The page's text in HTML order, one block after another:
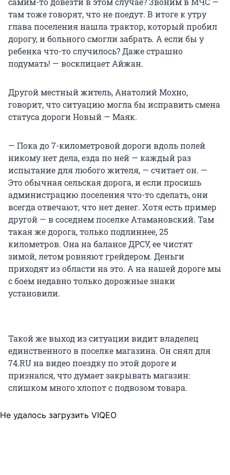
там тоже говорят, что не поедут. В итоге к утру
глава поселения нашла трактор, который пробил
дорогу, и больного смогли забрать. А если бы у
ребенка что-то случилось? Даже страшно
подумать! — восклицает Айжан.
Другой местный житель, Анатолий Мохно,
говорит, что ситуацию могла бы исправить смена
статуса дороги Новый — Маяк.
— Пока до 7-километровой дороги вдоль полей
никому нет дела, езда по ней — каждый раз
испытание для любого жителя, — считает он. —
Это обычная сельская дорога, и если просишь
администрацию поселения что-то сделать, они
всегда отвечают, что нет денег. Хотя есть пример
другой — в соседнем поселке Атамановский. Там
такая же дорога, только подлиннее, 25
километров. Она на балансе ДРСУ, ее чистят
зимой, летом ровняют грейдером. Деньги
приходят из области на это. А на нашей дороге мы
с боем недавно только дорожные знаки
установили.
Такой же выход из ситуации видит владелец
единственного в поселке магазина. Он снял для
74.RU на видео поездку по этой дороге и
признался, что думает закрывать магазин:
слишком много хлопот с подвозом товара.
Не удалось загрузить VIQEO